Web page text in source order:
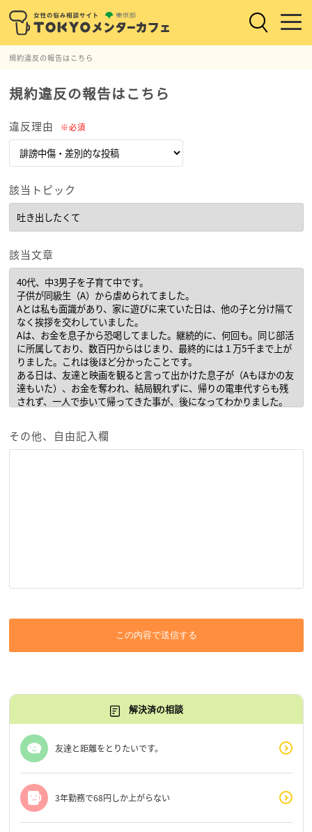
規約違反の報告はこちら
規約違反の報告はこちら
違反理由 ※必須
該当トピック
該当文章
その他、自由記入欄
この内容で送信する
解決済の相談
友達と距離をとりたいです。
3年勤務で68円しか上がらない